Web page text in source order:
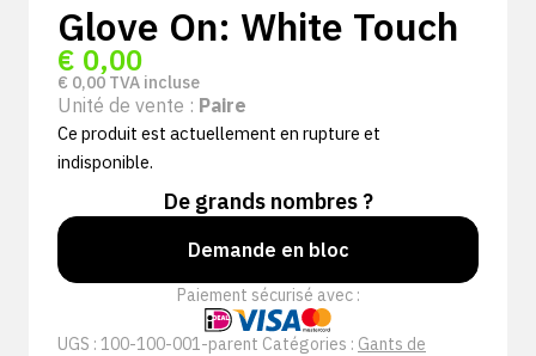
Glove On: White Touch
€ 0,00
€ 0,00 TVA incluse
Unité de vente : Paire
Ce produit est actuellement en rupture et
indisponible.
De grands nombres ?
Demande en bloc
Paiement sécurisé avec :
UGS : 100-100-001-parent Catégories : Gants de